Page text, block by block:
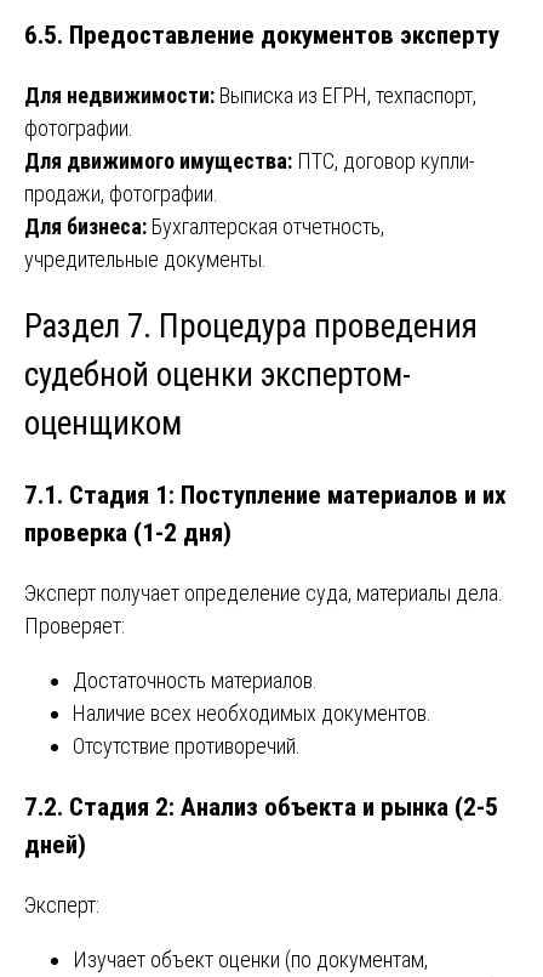
6.5. Предоставление документов эксперту
Для недвижимости: Выписка из ЕГРН, техпаспорт,
фотографии.
Для движимого имущества: ПТС, договор купли-
продажи, фотографии.
Для бизнеса: Бухгалтерская отчетность,
учредительные документы.
Раздел 7. Процедура проведения
судебной оценки экспертом-
оценщиком
7.1. Стадия 1: Поступление материалов и их
проверка (1-2 дня)
Эксперт получает определение суда, материалы дела.
Проверяет:
Достаточность материалов.
Наличие всех необходимых документов.
Отсутствие противоречий.
7.2. Стадия 2: Анализ объекта и рынка (2-5
дней)
Эксперт:
Изучает объект оценки (по документам,